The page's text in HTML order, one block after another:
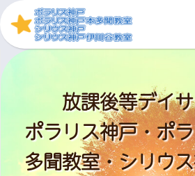
放課後等デイ
ポラリス神戸・ポ
多聞教室・シリウ